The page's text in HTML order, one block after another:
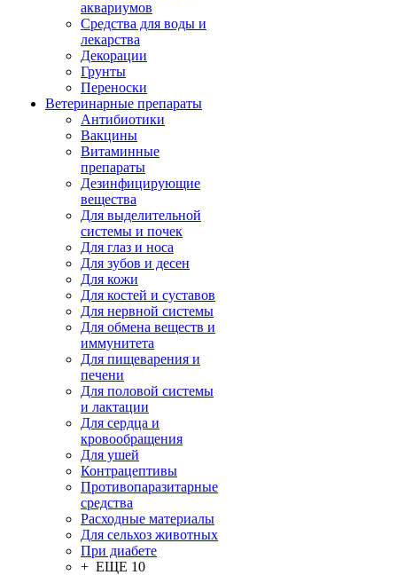
аквариумов
Средства для воды и
лекарства
Декорации
Грунты
Переноски
Ветеринарные препараты
Антибиотики
Вакцины
Витаминные
препараты
Дезинфицирующие
вещества
Для выделительной
системы и почек
Для глаз и носа
Для зубов и десен
Для кожи
Для костей и суставов
Для нервной системы
Для обмена веществ и
иммунитета
Для пищеварения и
печени
Для половой системы
и лактации
Для сердца и
кровообращения
Для ушей
Контрацептивы
Противопаразитарные
средства
Расходные материалы
Для сельхоз животных
При диабете
+ ЕЩЕ 10